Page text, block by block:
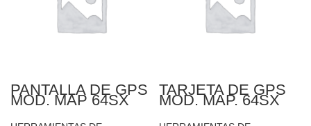
PANTALLA DE GPS
MOD. MAP 64SX
GARMIN
TARJETA DE GPS
MOD. MAP. 64SX
GARMIN